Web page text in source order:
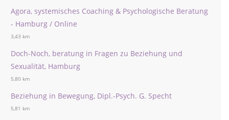
Agora, systemisches Coaching & Psychologische Beratung
- Hamburg / Online
3,43 km
Doch-Noch, beratung in Fragen zu Beziehung und
Sexualität, Hamburg
5,80 km
Beziehung in Bewegung, Dipl.-Psych. G. Specht
5,81 km